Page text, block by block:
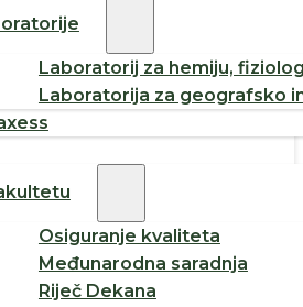
Laboratorij za hemiju,
Laboratorija za geografsko
Osiguranje kvaliteta
Međunarodna saradnja
Riječ Dekana